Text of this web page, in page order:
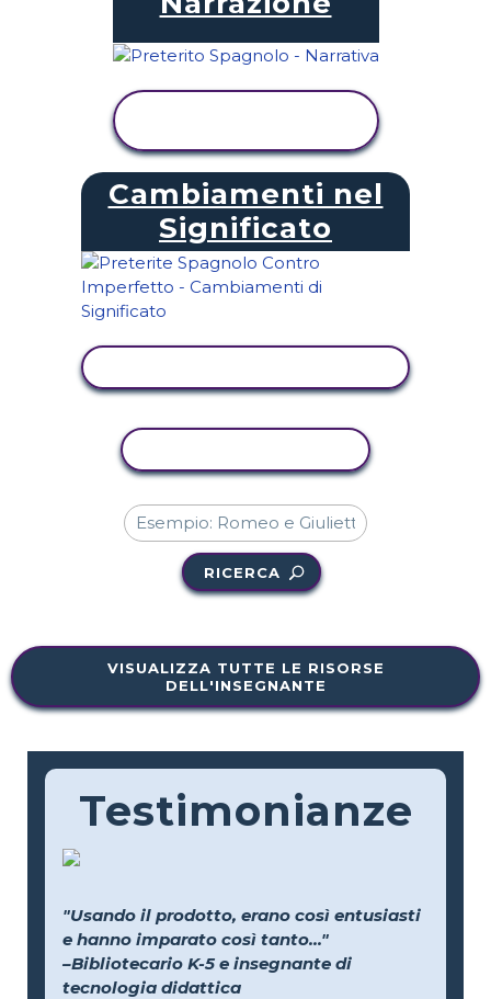
Cambiamenti nel
Significato
RICERCA
VISUALIZZA TUTTE LE RISORSE
DELL'INSEGNANTE
Testimonianze
"Usando il prodotto, erano così entusiasti
e hanno imparato così tanto..."
–Bibliotecario K-5 e insegnante di
tecnologia didattica